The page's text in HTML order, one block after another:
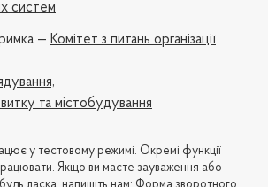
систем
— Комітет з питань організації
та містобудування
у тестовому режимі. Окремі функції
Якщо ви маєте зауваження або